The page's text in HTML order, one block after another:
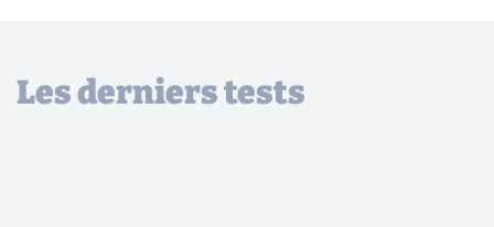
Les derniers tests